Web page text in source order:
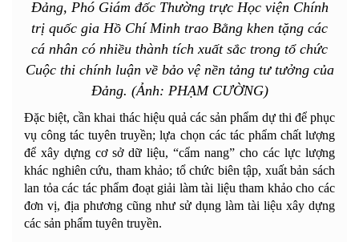
Đảng, Phó Giám đốc Thường trực Học viện Chính
trị quốc gia Hồ Chí Minh trao Bằng khen tặng các
cá nhân có nhiều thành tích xuất sắc trong tổ chức
Cuộc thi chính luận về bảo vệ nền tảng tư tưởng của
Đảng. (Ảnh: PHẠM CƯỜNG)
Đặc biệt, cần khai thác hiệu quả các sản phẩm dự thi để phục
vụ công tác tuyên truyền; lựa chọn các tác phẩm chất lượng
để xây dựng cơ sở dữ liệu, “cẩm nang” cho các lực lượng
khác nghiên cứu, tham khảo; tổ chức biên tập, xuất bản sách
lan tỏa các tác phẩm đoạt giải làm tài liệu tham khảo cho các
đơn vị, địa phương cũng như sử dụng làm tài liệu xây dựng
các sản phẩm tuyên truyền.